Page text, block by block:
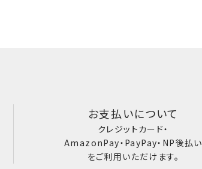
お支払いについて
クレジットカード・
AmazonPay・PayPay・NP後払い
をご利用いただけます。